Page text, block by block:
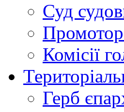
Суд
Промотор
Комісії
Герб